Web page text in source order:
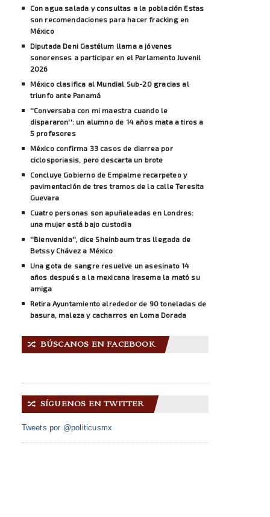
Con agua salada y consultas a la población Estas
son recomendaciones para hacer fracking en
México
Diputada Deni Gastélum llama a jóvenes
sonorenses a participar en el Parlamento Juvenil
2026
México clasifica al Mundial Sub-20 gracias al
triunfo ante Panamá
''Conversaba con mi maestra cuando le
dispararon'': un alumno de 14 años mata a tiros a
5 profesores
México confirma 33 casos de diarrea por
ciclosporiasis, pero descarta un brote
Concluye Gobierno de Empalme recarpeteo y
pavimentación de tres tramos de la calle Teresita
Guevara
Cuatro personas son apuñaleadas en Londres:
una mujer está bajo custodia
''Bienvenida'', dice Sheinbaum tras llegada de
Betssy Chávez a México
Una gota de sangre resuelve un asesinato 14
años después a la mexicana Irasema la mató su
amiga
Retira Ayuntamiento alrededor de 90 toneladas de
basura, maleza y cacharros en Loma Dorada
🔀 BÚSCANOS EN FACEBOOK
🔀 SÍGUENOS EN TWITTER
Tweets por @politicusmx